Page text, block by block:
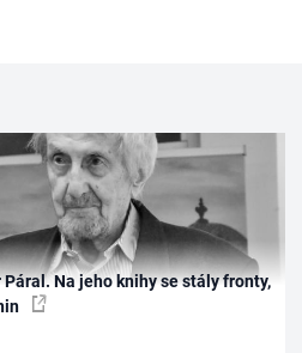
Na jeho knihy se stály fronty,